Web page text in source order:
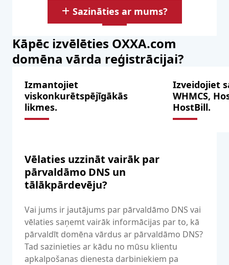
Sazināties ar mums?
Kāpēc izvēlēties OXXA.com
domēna vārda reģistrācijai?
Izmantojiet
viskonkurētspējīgākās
likmes.
Izveidojiet
WHMCS,
HostBill.
Vēlaties uzzināt vairāk par
pārvaldāmo DNS un
tālākpārdevēju?
Vai jums ir jautājums par pārvaldāmo DNS vai
vēlaties saņemt vairāk informācijas par to, kā
pārvaldīt domēna vārdus ar pārvaldāmo DNS?
Tad sazinieties ar kādu no mūsu klientu
apkalpošanas dienesta darbiniekiem pa